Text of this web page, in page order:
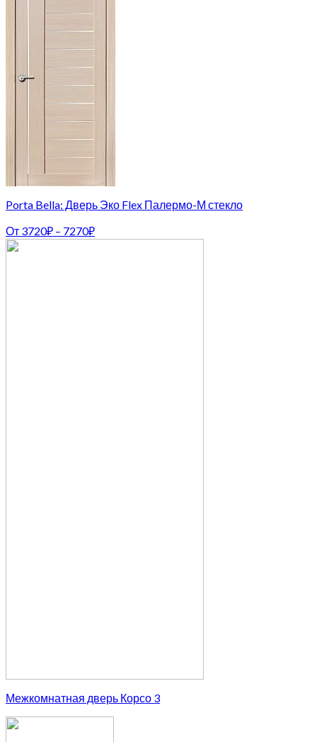
Porta Bella: Дверь Эко Flex Палермо-М стекло
От 3720₽ – 7270₽
Межкомнатная дверь Корсо 3